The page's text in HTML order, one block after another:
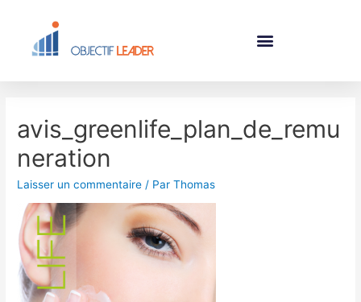
avis_greenlife_plan_de_remu
neration
Laisser un commentaire / ParThomas